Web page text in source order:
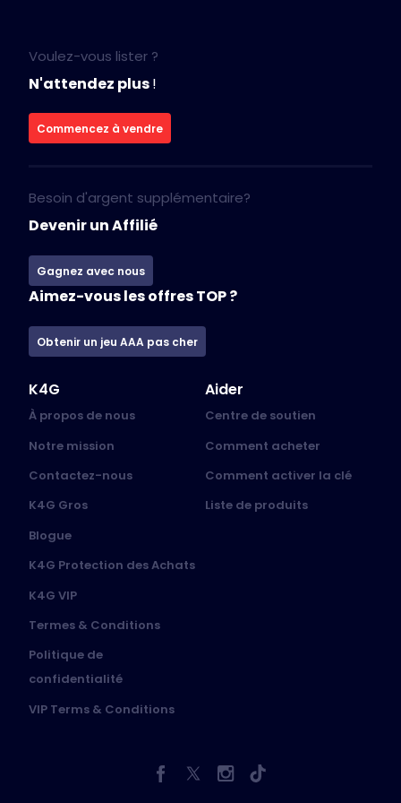
Voulez-vous lister ?
N'attendez plus!
Commencez à vendre
Besoin d'argent supplémentaire?
Devenir un Affilié
Gagnez avec nous
Aimez-vous les offres TOP ?
Obtenir un jeu AAA pas cher
K4G
À propos de nous
Notre mission
Contactez-nous
K4G Gros
Blogue
K4G Protection des Achats
K4G VIP
Termes & Conditions
Politique de
confidentialité
VIP Terms & Conditions
Aider
Centre de soutien
Comment acheter
Comment activer la clé
Liste de produits